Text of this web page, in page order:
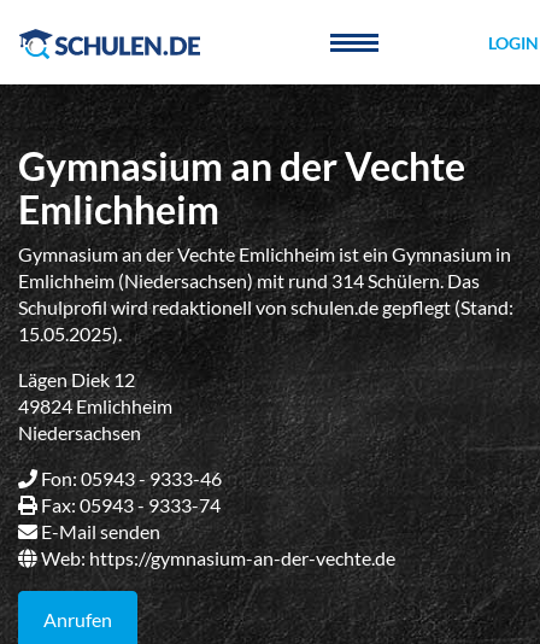
LOGIN
Gymnasium an der Vechte
Emlichheim
Gymnasium an der Vechte Emlichheim ist ein Gymnasium in
Emlichheim (Niedersachsen) mit rund 314 Schülern. Das
Schulprofil wird redaktionell von schulen.de gepflegt (Stand:
15.05.2025).
Lägen Diek 12
49824 Emlichheim
Niedersachsen
Fon: 05943 - 9333-46
Fax: 05943 - 9333-74
E-Mail senden
Web:https://gymnasium-an-der-vechte.de
Anrufen